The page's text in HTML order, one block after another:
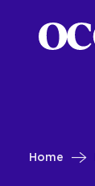
Home